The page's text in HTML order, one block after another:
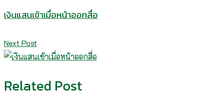
เงินแสนเข้าเมื่อหน้าออกสื่อ
Next Post
Related Post